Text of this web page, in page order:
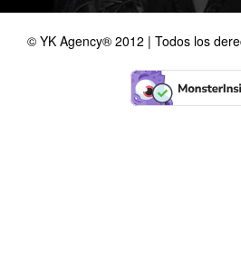
© YK Agency® 2012 | Todos los